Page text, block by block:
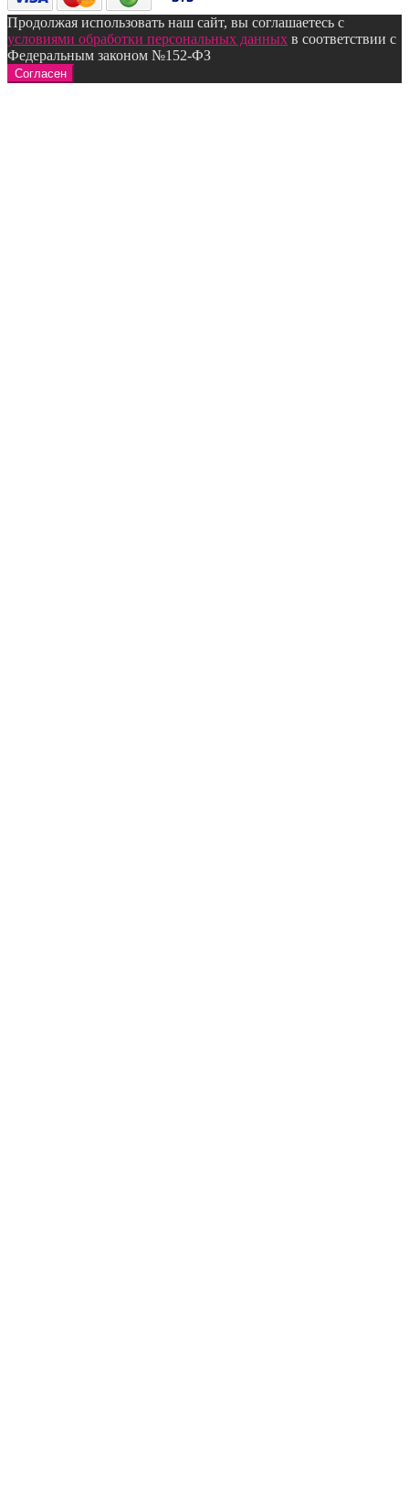
Продолжая использовать наш сайт, вы соглашаетесь с
условиями обработки персональных данных в соответствии с
Федеральным законом №152-ФЗ
Согласен